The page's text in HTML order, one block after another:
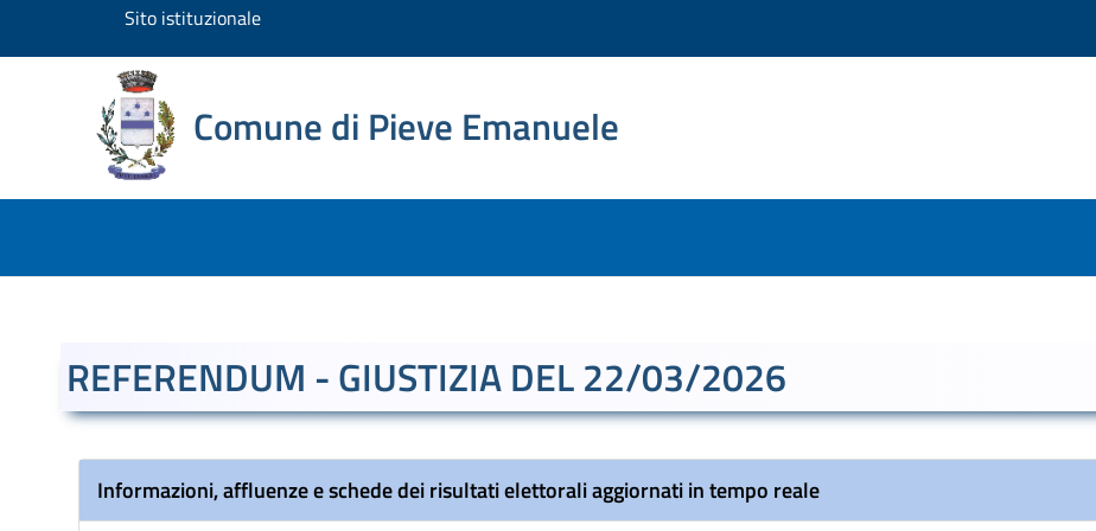
Homepage
Accedi ai servizi
Sito istituzionale
Comune di Pieve Emanuele
REFERENDUM - GIUSTIZIA DEL 22/03/2026
Informazioni, affluenze e schede dei risultati elettorali aggiornati in tempo reale